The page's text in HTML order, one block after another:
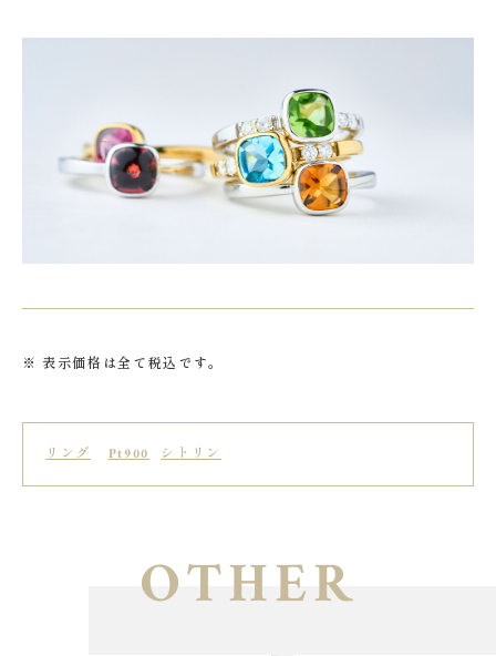
表示価格は全て税込です。
リング Pt900 シトリン
OTHER